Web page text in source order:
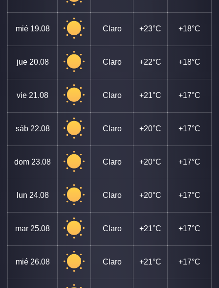
mié 19.08 Claro +23°C +18°C
jue 20.08 Claro +22°C +18°C
vie 21.08 Claro +21°C +17°C
sáb 22.08 Claro +20°C +17°C
dom 23.08 Claro +20°C +17°C
lun 24.08 Claro +20°C +17°C
mar 25.08 Claro +21°C +17°C
mié 26.08 Claro +21°C +17°C